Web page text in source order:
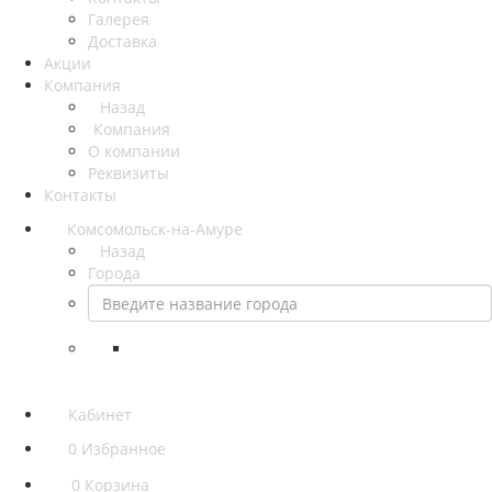
Галерея
Доставка
Акции
Компания
Назад
Компания
О компании
Реквизиты
Контакты
Комсомольск-на-Амуре
Назад
Города
Кабинет
0 Избранное
0 Корзина